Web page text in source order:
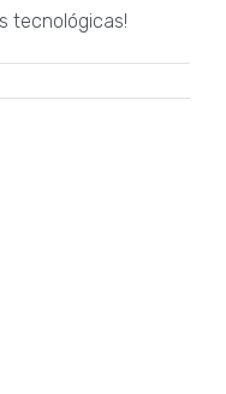
tecnológicas!